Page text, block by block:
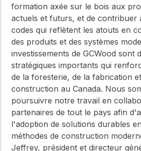
formation axée sur le bois aux
actuels et futurs, et de contribuer
codes qui reflètent les atouts en
des produits et des systèmes
investissements de GCWood sont
stratégiques importants qui
de la foresterie, de la fabrication
construction au Canada. Nous
poursuivre notre travail en
partenaires de tout le pays afin
l'adoption de solutions durables
méthodes de construction
Jeffrey, président et directeur